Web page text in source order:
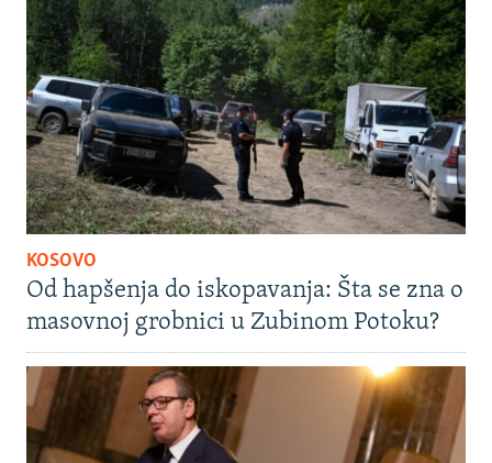
KOSOVO
Od hapšenja do iskopavanja: Šta se zna o
masovnoj grobnici u Zubinom Potoku?